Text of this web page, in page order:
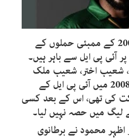
پاکستانی کرکٹرز 2008 کے ممبئی حملوں کے
آئی پی ایل سے باہر ہیں۔
شعیب اختر، شعیب ملک
اور سہیل تنویر نے 2008 میں آئی پی ایل کے
کی تھی، اس کے بعد کسی
لیگ میں حصہ نہیں لیا۔
اظہر محمود نے برطانوی